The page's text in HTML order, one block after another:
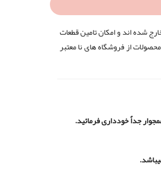
شده اند و امکان تامین قطعات
محصولات از فروشگاه های نا معتبر
جداٌ خودداری فرمائید.